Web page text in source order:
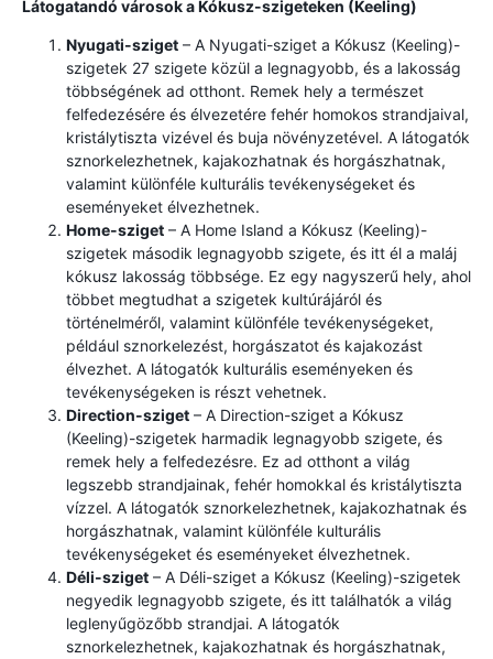
Látogatandó városok a Kókusz-szigeteken (Keeling)
Nyugati-sziget – A Nyugati-sziget a Kókusz (Keeling)-
szigetek 27 szigete közül a legnagyobb, és a lakosság
többségének ad otthont. Remek hely a természet
felfedezésére és élvezetére fehér homokos strandjaival,
kristálytiszta vizével és buja növényzetével. A látogatók
sznorkelezhetnek, kajakozhatnak és horgászhatnak,
valamint különféle kulturális tevékenységeket és
eseményeket élvezhetnek.
Home-sziget – A Home Island a Kókusz (Keeling)-
szigetek második legnagyobb szigete, és itt él a maláj
kókusz lakosság többsége. Ez egy nagyszerű hely, ahol
többet megtudhat a szigetek kultúrájáról és
történelméről, valamint különféle tevékenységeket,
például sznorkelezést, horgászatot és kajakozást
élvezhet. A látogatók kulturális eseményeken és
tevékenységeken is részt vehetnek.
Direction-sziget – A Direction-sziget a Kókusz
(Keeling)-szigetek harmadik legnagyobb szigete, és
remek hely a felfedezésre. Ez ad otthont a világ
legszebb strandjainak, fehér homokkal és kristálytiszta
vízzel. A látogatók sznorkelezhetnek, kajakozhatnak és
horgászhatnak, valamint különféle kulturális
tevékenységeket és eseményeket élvezhetnek.
Déli-sziget – A Déli-sziget a Kókusz (Keeling)-szigetek
negyedik legnagyobb szigete, és itt találhatók a világ
leglenyűgözőbb strandjai. A látogatók
sznorkelezhetnek, kajakozhatnak és horgászhatnak,